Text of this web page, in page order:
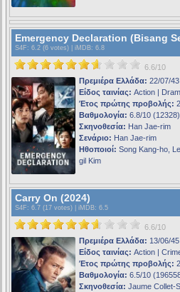
Emergency Declaration (Bisang
S4F : 6.2 (6 votes) | iMDB: 6.8
6.6/10
Πρεμιέρα Ελλάδα: 22/07/43
Είδος ταινίας: Action |
Έτος πρώτης προβολής:
Βαθμολογία: 6.8/10 (12328)
Σκηνοθεσία: Han Jae-rim
Σενάριο: Han Jae-rim
Ηθοποιοί: Song Kang-ho,
gil Kim
Carry On (2024)
S4F : 6.7 (17 votes) | iMDB: 6.5
6.6/10
Πρεμιέρα Ελλάδα: 13/06/45
Είδος ταινίας: Action |
Έτος πρώτης προβολής:
Βαθμολογία: 6.5/10
Σκηνοθεσία: Jaume Collet-